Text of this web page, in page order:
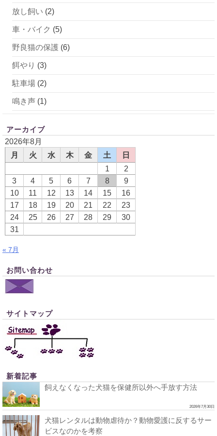
放し飼い (2)
車・バイク (5)
野良猫の保護 (6)
餌やり (3)
駐車場 (2)
鳴き声 (1)
アーカイブ
2026年8月
月
火 水 木 金 土
日
1
2
3
4 5 6 7 8
9
10
11 12 13 14 15
16
17
18 19 20 21 22
23
24
25 26 27 28 29
30
31
« 7月
お問い合わせ
サイトマップ
新着記事
飼えなくなった犬猫を保健所以外へ手放す方法
2026年7月30日
犬猫レンタルは動物虐待か？動物愛護に反するサー
ビスなのかを考察